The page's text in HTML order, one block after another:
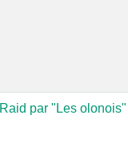
Raid par "Les